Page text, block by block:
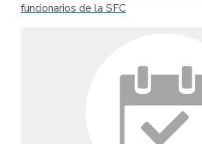
funcionarios de la SFC